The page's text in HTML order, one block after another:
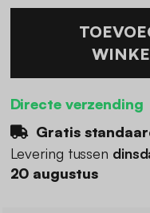
Directe verzending
Gratis
Levering tussen
20 augustus